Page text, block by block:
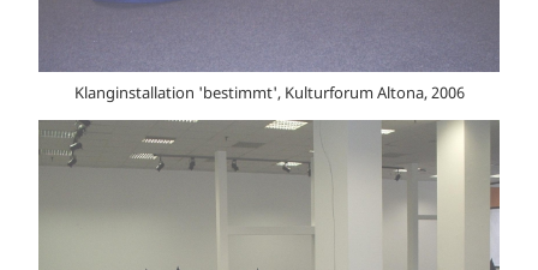
Klanginstallation 'bestimmt', Kulturforum Altona, 2006